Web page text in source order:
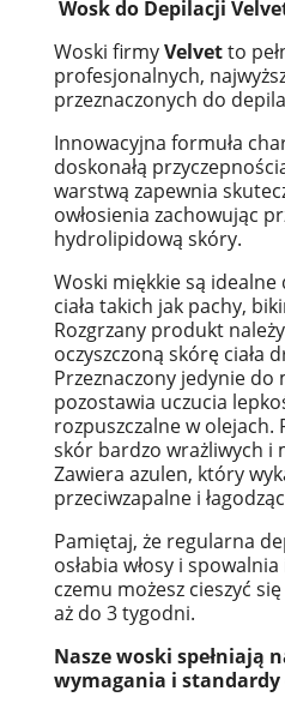
Wosk do Depilacji
Woski firmyVelvetto
profesjonalnych,
przeznaczonych do
Innowacyjna formuła
doskonałą
warstwą zapewnia
owłosienia zachowując
hydrolipidową skóry.
Woski miękkie są
ciała takich jak pachy,
Rozgrzany produkt
oczyszczoną skórę ciała
Przeznaczony jedynie
pozostawia uczucia
rozpuszczalne w olejach.
skór bardzo wrażliwych i
Zawiera azulen, który
przeciwzapalne i
Pamiętaj, że regularna
osłabia włosy i
czemu możesz cieszyć
aż do 3 tygodni.
Nasze woski spełniają
wymagania i standardy